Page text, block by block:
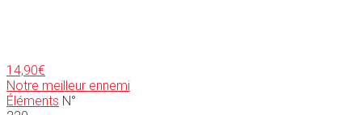
14,90€
Notre meilleur ennemi
Éléments N°